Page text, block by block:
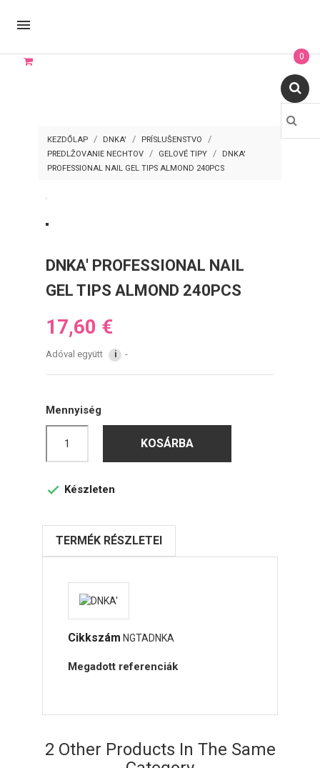

0
KEZDŐLAP DNKA'
PRÍSLUŠENSTVO
PREDLŽOVANIE NECHTOV
GELOVÉ TIPY
DNKA'
PROFESSIONAL NAIL GEL TIPS ALMOND 240PCS
DNKA' PROFESSIONAL NAIL
GEL TIPS ALMOND 240PCS
17,60 €
Adóval együtt i
Mennyiség
KOSÁRBA
 Készleten
TERMÉK RÉSZLETEI
Cikkszám NGTADNKA
Megadott referenciák
2 Other Products In The Same